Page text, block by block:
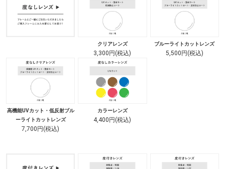
クリアレンズ
3,300円(税込)
ブルーライトカットレンズ
5,500円(税込)
高機能UVカット・低反射ブル
ーライトカットレンズ
7,700円(税込)
カラーレンズ
4,400円(税込)